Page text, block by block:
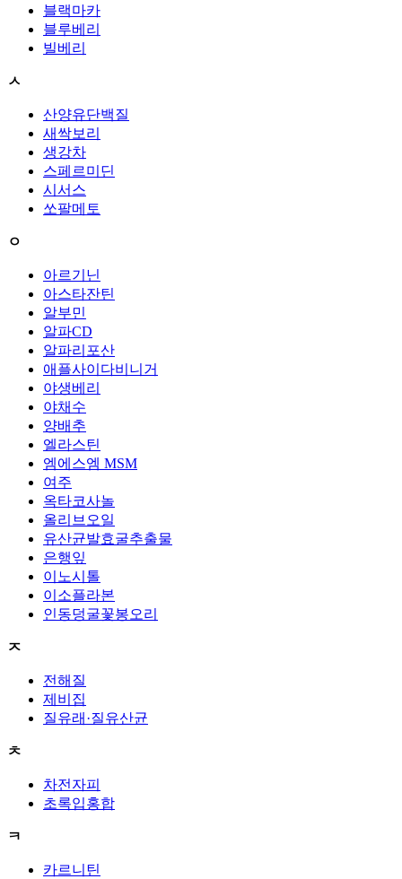
블랙마카
블루베리
빌베리
ㅅ
산양유단백질
새싹보리
생강차
스페르미딘
시서스
쏘팔메토
ㅇ
아르기닌
아스타잔틴
알부민
알파CD
알파리포산
애플사이다비니거
야생베리
야채수
양배추
엘라스틴
엠에스엠 MSM
여주
옥타코사놀
올리브오일
유산균발효굴추출물
은행잎
이노시톨
이소플라본
인동덩굴꽃봉오리
ㅈ
전해질
제비집
질유래·질유산균
ㅊ
차전자피
초록입홍합
ㅋ
카르니틴